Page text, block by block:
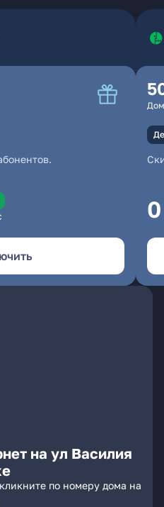
0
на ул Василия
по номеру дома на